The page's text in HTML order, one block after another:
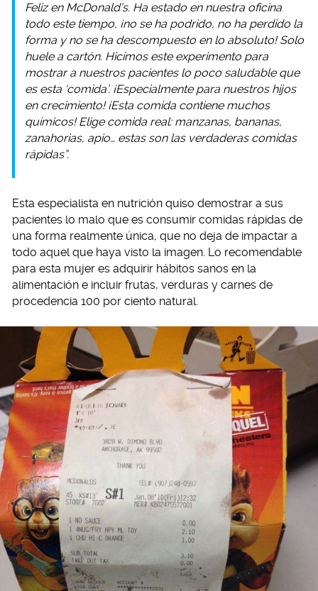
Feliz en McDonald’s. Ha estado en nuestra oficina
todo este tiempo, ¡no se ha podrido, no ha perdido la
forma y no se ha descompuesto en lo absoluto! Solo
huele a cartón. Hicimos este experimento para
mostrar a nuestros pacientes lo poco saludable que
es esta ‘comida’. ¡Especialmente para nuestros hijos
en crecimiento! ¡Esta comida contiene muchos
químicos! Elige comida real: manzanas, bananas,
zanahorias, apio… estas son las verdaderas comidas
rápidas”.
Esta especialista en nutrición quiso demostrar a sus
pacientes lo malo que es consumir comidas rápidas de
una forma realmente única, que no deja de impactar a
todo aquel que haya visto la imagen. Lo recomendable
para esta mujer es adquirir hábitos sanos en la
alimentación e incluir frutas, verduras y carnes de
procedencia 100 por ciento natural.